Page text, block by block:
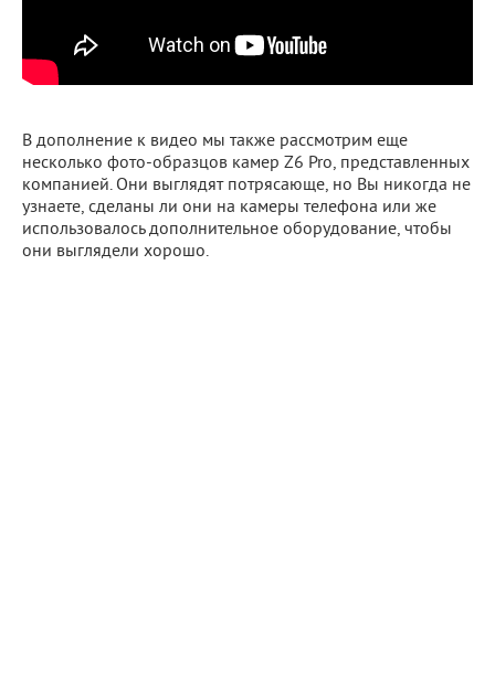
В дополнение к видео мы также рассмотрим еще
несколько фото-образцов камер Z6 Pro, представленных
компанией. Они выглядят потрясающе, но Вы никогда не
узнаете, сделаны ли они на камеры телефона или же
использовалось дополнительное оборудование, чтобы
они выглядели хорошо.